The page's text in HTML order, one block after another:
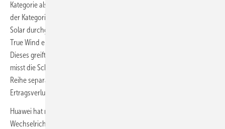
Kategorie als gleichwertige Sieger prämiert werden. So haben sich in
der Kategorie Photovoltaik IDE Electronics, Huawei und Goldbeck
Solar durchgesetzt. Der spanische Anbieter IDE Electronics hat mit
True Wind ein Windmesssystem für einachsige Tracker entwickelt.
Dieses greift nicht wie üblich auf externe Winddaten zurück, sondern
misst die Schwingungen an jedem einzelnen Tracker. So kann jede
Reihe separat auf Instabilitäten reagieren. Dies verhindert
Ertragsverluste und reduziert gleichzeitig die möglichen Schäden.
Huawei hat mit dem SUN2000-506KTL einen leistungsstarken
Wechselrichter auf minimalem Platz entwickelt. Die Leistungsdichte